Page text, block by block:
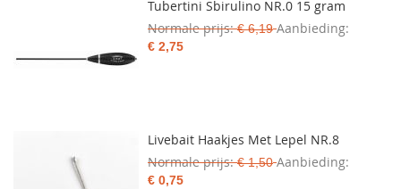
Tubertini Sbirulino NR.0 15 gram
Normale prijs € 6,19 Aanbieding
€ 2,75
Livebait Haakjes Met Lepel NR.8
Normale prijs € 1,50 Aanbieding
€ 0,75